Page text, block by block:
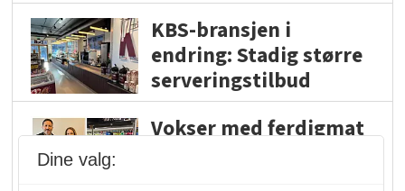
KBS-bransjen i
endring: Stadig større
serveringstilbud
Vokser med ferdigmat
Dine valg: